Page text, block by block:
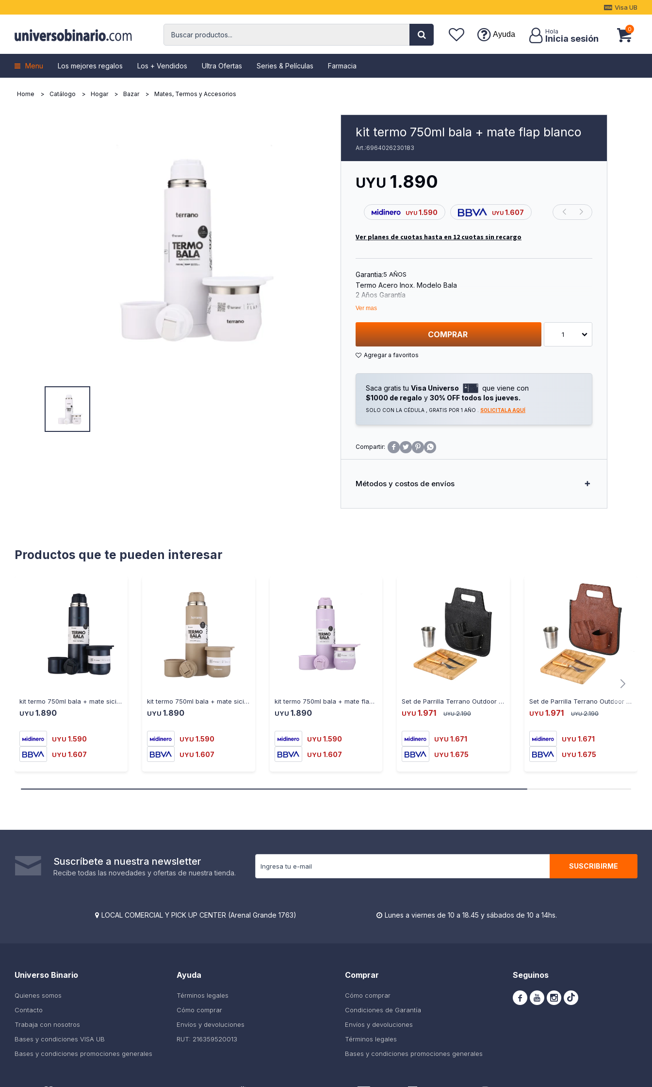
Menu Los mejores regalos Los + Vendidos Ultra Ofertas Series & Películas Farmacia
Ayuda
0
Visa UB
Home Catálogo Hogar Bazar Mates, Termos y Accesorios
kit termo 750ml bala + mate flap blanco
6964026230183
UYU 1.890
UYU 1.590 UYU 1.607
Ver planes de cuotas hasta en 12 cuotas sin recargo
Garantia:5 AÑOS
Termo Acero Inox. Modelo Bala
2 Años Garantía
Doble Capa
Capacidad 750ml.
Ver mas
COMPRAR 1
Saca gratis tu Visa Universo
que viene con
$1000 de regalo y 30% OFF todos los jueves.
SOLO CON LA CÉDULA , GRATIS POR 1 AÑO . SOLICITALA AQUÍ
   
Métodos y costos de envíos
Productos que te pueden interesar
kit termo 750ml bala + mate sicilia azul metalizado
UYU 1.890
UYU 1.590
UYU 1.607
kit termo 750ml bala + mate sicilia arena
UYU 1.890
UYU 1.590
UYU 1.607
kit termo 750ml bala + mate flap lila
UYU 1.890
UYU 1.590
UYU 1.607
Set de Parrilla Terrano Outdoor Completo - NEGRO
UYU 1.971 UYU 2.190
UYU 1.671
UYU 1.675
Set de Parrilla Terrano Outdoor Completo - MARRON
UYU 1.971 UYU 2.190
UYU 1.671
UYU 1.675
Suscríbete a nuestra newsletter
Recibe todas las novedades y ofertas de nuestra tienda.
SUSCRIBIRME
 LOCAL COMERCIAL Y PICK UP CENTER (Arenal Grande 1763)  Lunes a viernes de 10 a 18.45 y sábados de 10 a 14hs.
Ayuda
Términos legales
Cómo comprar
Envíos y devoluciones
RUT: 216359520013
Universo Binario
Quienes somos
Contacto
Trabaja con nosotros
Bases y condiciones VISA UB
Bases y condiciones promociones generales
Comprar
Cómo comprar
Condiciones de Garantía
Envíos y devoluciones
Términos legales
Bases y condiciones promociones generales
Seguinos
  